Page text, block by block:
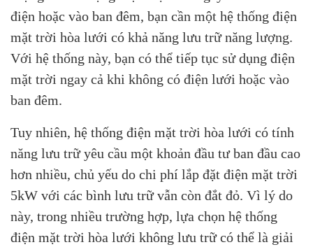
điện hoặc vào ban đêm, bạn cần một hệ thống điện
mặt trời hòa lưới có khả năng lưu trữ năng lượng.
Với hệ thống này, bạn có thể tiếp tục sử dụng điện
mặt trời ngay cả khi không có điện lưới hoặc vào
ban đêm.
Tuy nhiên, hệ thống điện mặt trời hòa lưới có tính
năng lưu trữ yêu cầu một khoản đầu tư ban đầu cao
hơn nhiều, chủ yếu do chi phí lắp đặt điện mặt trời
5kW với các bình lưu trữ vẫn còn đắt đỏ. Vì lý do
này, trong nhiều trường hợp, lựa chọn hệ thống
điện mặt trời hòa lưới không lưu trữ có thể là giải